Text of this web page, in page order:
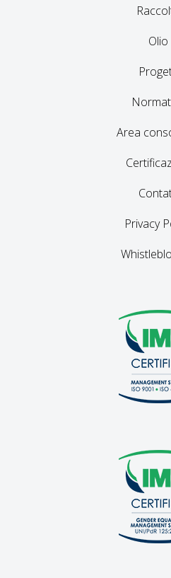
Olio
Area
Privacy